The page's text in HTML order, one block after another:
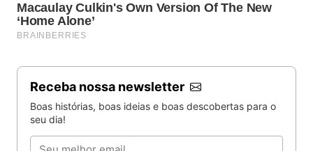
Receba nossa newsletter
Boas histórias, boas ideias e boas descobertas para o
seu dia!
Email